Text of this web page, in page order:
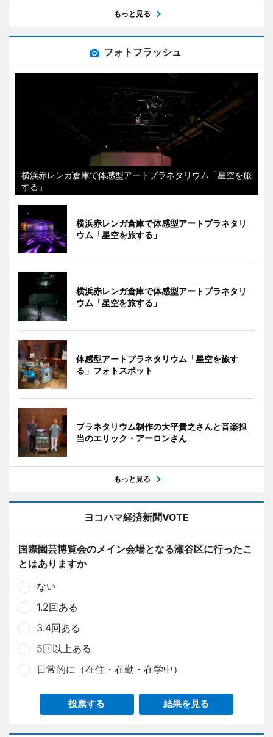
もっと見る
フォトフラッシュ
横浜赤レンガ倉庫で体感型アートプラネタリウム「星空を旅
する」
横浜赤レンガ倉庫で体感型アートプラネタリ
ウム「星空を旅する」
横浜赤レンガ倉庫で体感型アートプラネタリ
ウム「星空を旅する」
体感型アートプラネタリウム「星空を旅す
る」フォトスポット
プラネタリウム制作の大平貴之さんと音楽担
当のエリック・アーロンさん
もっと見る
ヨコハマ経済新聞VOTE
国際園芸博覧会のメイン会場となる瀬谷区に行ったこ
とはありますか
ない
1.2回ある
3.4回ある
5回以上ある
日常的に（在住・在勤・在学中）
投票する 結果を見る